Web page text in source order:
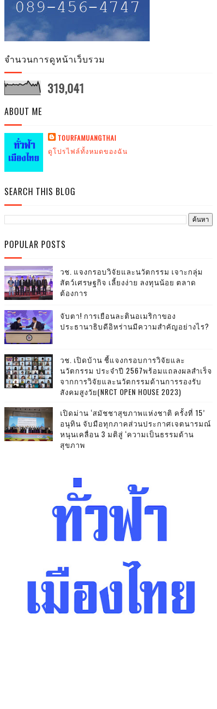
จำนวนการดูหน้าเว็บรวม
319,041
ABOUT ME
TOURFAMUANGTHAI
ดูโปรไฟล์ทั้งหมดของฉัน
SEARCH THIS BLOG
POPULAR POSTS
วช. แจงกรอบวิจัยและนวัตกรรม เจาะกลุ่ม
สัตว์เศรษฐกิจ เลี้ยงง่าย ลงทุนน้อย ตลาด
ต้องการ
จับตา! การเยือนละตินอเมริกาของ
ประธานาธิบดีอิหร่านมีความสำคัญอย่างไร?
วช. เปิดบ้าน ชี้แจงกรอบการวิจัยและ
นวัตกรรม ประจำปี 2567พร้อมแถลงผลสำเร็จ
จากการวิจัยและนวัตกรรมด้านการรองรับ
สังคมสูงวัย(NRCT OPEN HOUSE 2023)
เปิดม่าน ‘สมัชชาสุขภาพแห่งชาติ ครั้งที่ 15’
อนุทิน จับมือทุกภาคส่วนประกาศเจตนารมณ์
หนุนเคลื่อน 3 มติสู่ ‘ความเป็นธรรมด้าน
สุขภาพ